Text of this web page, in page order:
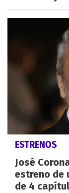
ESTRENOS
José
estreno de
de 4